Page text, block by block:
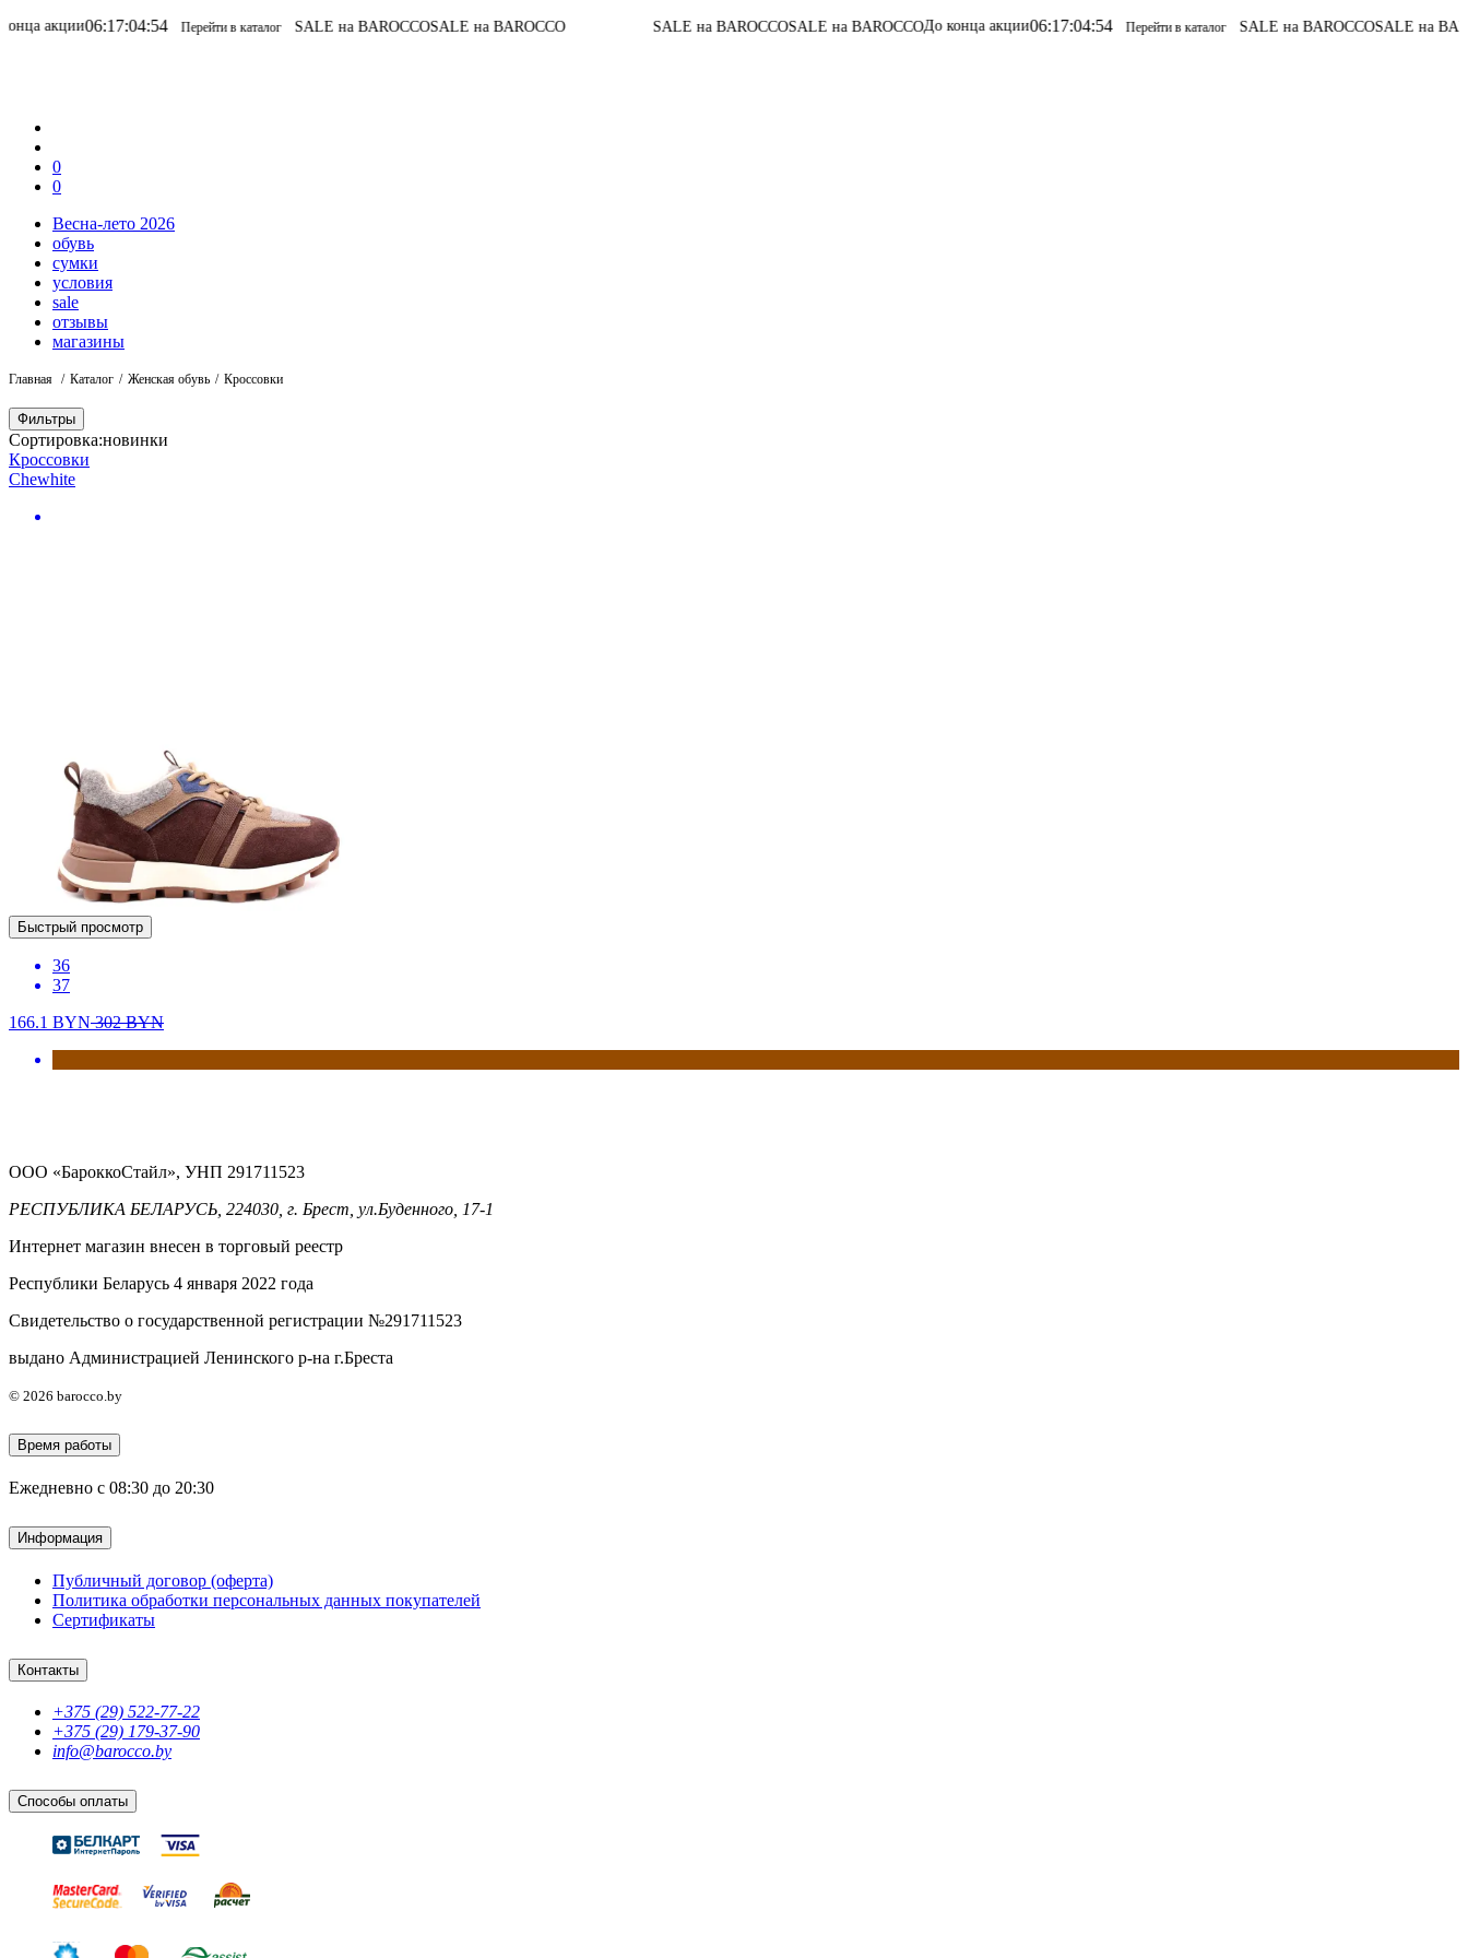
акции06:17:04:54 Перейти в каталог SALE на BAROCCOSALE на BAROCCO SALE на BAROCCOSALE на BAROCCOДо конца акции06:17:04:54 Перейти в каталог SALE на BAROCCOSALE на
0
0
Весна-лето 2026
обувь
сумки
условия
sale
отзывы
магазины
Главная Каталог Женская обувь Кроссовки
Фильтры
Сортировка:новинки
Кроссовки
Chewhite
Быстрый просмотр
36
37
166.1 BYN302BYN
ООО «БароккоСтайл», УНП 291711523
РЕСПУБЛИКА БЕЛАРУСЬ, 224030, г. Брест, ул.Буденного, 17-1
Интернет магазин внесен в торговый реестр
Республики Беларусь 4 января 2022 года
Свидетельство о государственной регистрации №291711523
выдано Администрацией Ленинского р-на г.Бреста
© 2026 barocco.by
Время работы
Ежедневно с 08:30 до 20:30
Информация
Публичный договор (оферта)
Политика обработки персональных данных покупателей
Сертификаты
Контакты
+375 (29) 522-77-22
+375 (29) 179-37-90
info@barocco.by
Способы оплаты